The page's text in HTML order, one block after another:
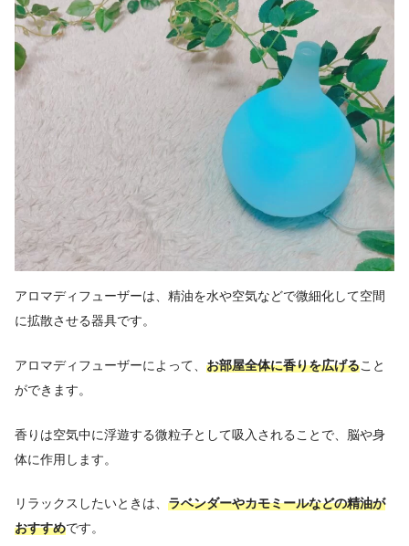
アロマディフューザーは、精油を水や空気などで微細化して空間
に拡散させる器具です。
アロマディフューザーによって、 お部屋全体に香りを広げること
ができます。
香りは空気中に浮遊する微粒子として吸入されることで、脳や身
体に作用します。
リラックスしたいときは、 ラベンダーやカモミールなどの精油が
おすすめです。